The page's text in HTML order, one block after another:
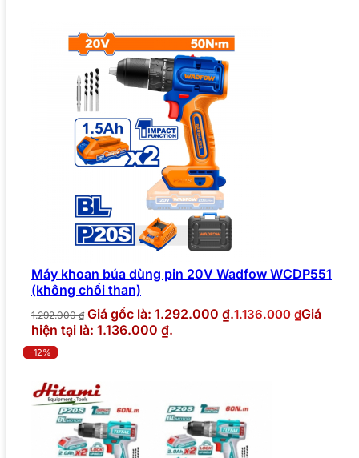
Máy khoan búa dùng pin 20V Wadfow WCDP551
(không chổi than)
1.292.000₫ Giá gốc là: 1.292.000 ₫.1.136.000 ₫Giá
hiện tại là: 1.136.000 ₫.
-12%